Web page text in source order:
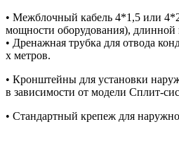
• Межблочный кабель 4*1,5 или
мощности оборудования), длинной
• Дренажная трубка для отвода
х метров.
• Кронштейны для установки
в зависимости от модели Сплит-
• Стандартный крепеж для